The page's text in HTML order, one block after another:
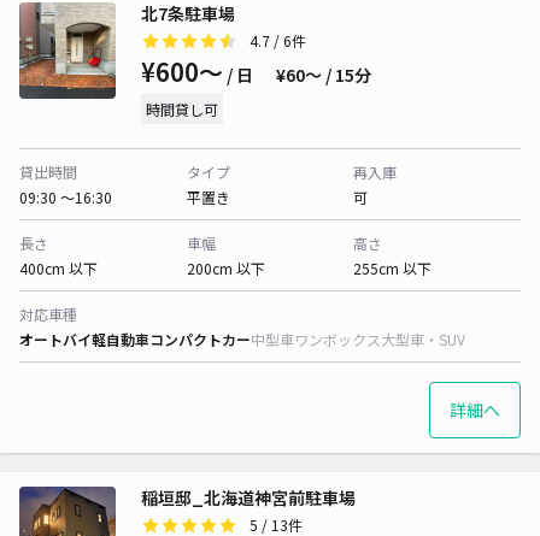
北7条駐車場
4.7 / 6件
¥600〜 / 日 ¥60〜 / 15分
時間貸し可
貸出時間
09:30 〜16:30
タイプ
平置き
再入庫
可
長さ
400cm 以下
車幅
200cm 以下
高さ
255cm 以下
対応車種
オートバイ軽自動車コンパクトカー中型車ワンボックス大型車・SUV
詳細へ
稲垣邸_北海道神宮前駐車場
5 / 13件